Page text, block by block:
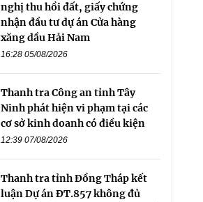
nghị thu hồi đất, giấy chứng
nhận đầu tư dự án Cửa hàng
xăng dầu Hải Nam
16:28 05/08/2026
Thanh tra Công an tỉnh Tây
Ninh phát hiện vi phạm tại các
cơ sở kinh doanh có điều kiện
12:39 07/08/2026
Thanh tra tỉnh Đồng Tháp kết
luận Dự án ĐT.857 không đủ